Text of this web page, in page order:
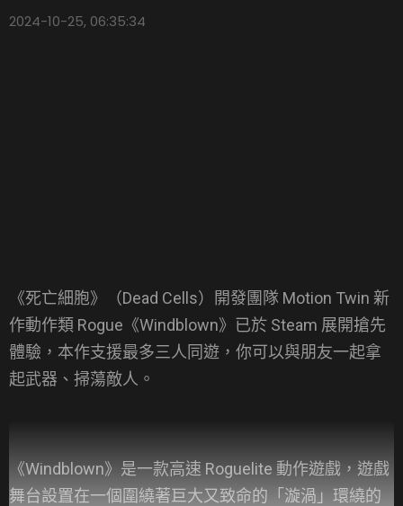
2024-10-25, 06:35:34
《死亡細胞》（Dead Cells）開發團隊 Motion Twin 新
作動作類 Rogue《Windblown》已於 Steam 展開搶先
體驗，本作支援最多三人同遊，你可以與朋友一起拿
起武器、掃蕩敵人。
《Windblown》是一款高速 Roguelite 動作遊戲，遊戲
舞台設置在一個圍繞著巨大又致命的「漩渦」環繞的